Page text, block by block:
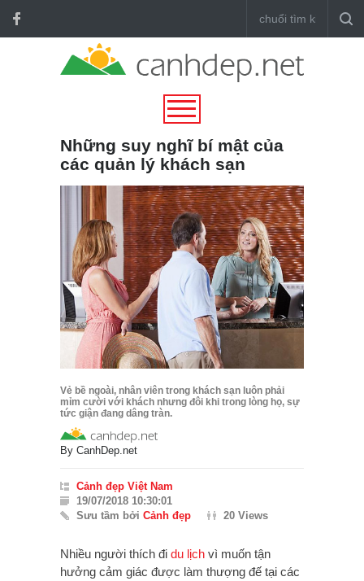
Những suy nghĩ bí mật của
các quản lý khách sạn
Vẻ bề ngoài, nhân viên trong khách sạn luôn phải
mỉm cười với khách nhưng đôi khi trong lòng họ, sự
tức giận đang dâng tràn.
By CanhDep.net
Cảnh đẹp Việt Nam
19/07/2018 10:30:01
Sưu tầm bởi Cảnh đẹp 20 Views
Nhiều người thích đi du lịch vì muốn tận
hưởng cảm giác được làm thượng đế tại các